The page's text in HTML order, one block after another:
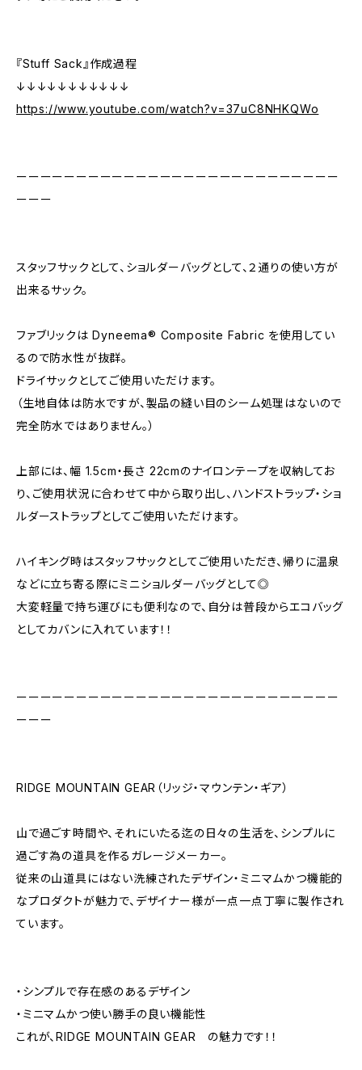
『Stuff Sack』作成過程
↓↓↓↓↓↓↓↓↓↓↓
https://www.youtube.com/watch?v=37uC8NHKQWo
ーーーーーーーーーーーーーーーーーーーーーーーーーーー
ーーー
スタッフサックとして、ショルダーバッグとして、２通りの使い方が
出来るサック。
ファブリックは Dyneema® Composite Fabric を使用してい
るので防水性が抜群。
ドライサックとしてご使用いただけます。
（生地自体は防水ですが、製品の縫い目のシーム処理はないので
完全防水ではありません。）
上部には、幅 1.5cm・長さ 22cmのナイロンテープを収納してお
り、ご使用状況に合わせて中から取り出し、ハンドストラップ・ショ
ルダーストラップとしてご使用いただけます。
ハイキング時はスタッフサックとしてご使用いただき、帰りに温泉
などに立ち寄る際にミニショルダーバッグとして◎
大変軽量で持ち運びにも便利なので、自分は普段からエコバッグ
としてカバンに入れています！！
ーーーーーーーーーーーーーーーーーーーーーーーーーーー
ーーー
RIDGE MOUNTAIN GEAR（リッジ・マウンテン・ギア）
山で過ごす時間や、それにいたる迄の日々の生活を、シンプルに
過ごす為の道具を作るガレージメーカー。
従来の山道具にはない洗練されたデザイン・ミニマムかつ機能的
なプロダクトが魅力で、デザイナー様が一点一点丁寧に製作され
ています。
・シンプルで存在感のあるデザイン
・ミニマムかつ使い勝手の良い機能性
これが、RIDGE MOUNTAIN GEAR の魅力です！！